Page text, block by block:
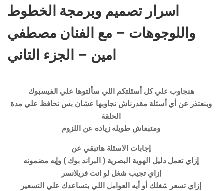
اسرار تصميم وبرمجة الخطوط
واللوجوهات – مع الفنان مصطفي
امين – الجزء التاني
هنجاوب علي كل أسئلتكم اللي سألتوها علي الفيسبوك
وبنعتذر عن أي أسئلة مقدرناش نجاوبها عشان بس نحافظ علي مدة
الحلقة
ومتبقاش طويلة زيادة عن اللزوم
إجابات الاسئلة هاتبقي عن
إزاي تعمل دليل الهوية البصرية ( البراند بوك ) وإيه مضمونه
إزاي تجيب شغل لو انت فريلانسر
إزاي تسعر شغلك أو أيه العوامل اللي بتساعدك علي التسعير